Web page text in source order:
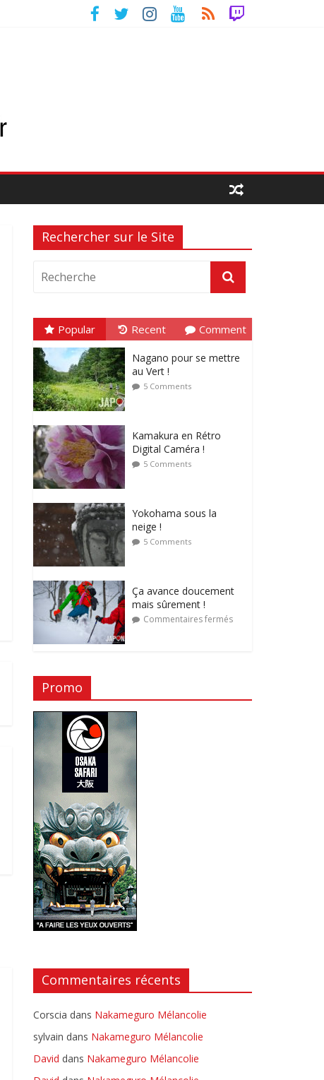
Rechercher sur le Site
Popular Recent Comment
Nagano pour se mettre
au Vert !
5 Comments
Kamakura en Rétro
Digital Caméra !
5 Comments
Yokohama sous la
neige !
5 Comments
Ça avance doucement
mais sûrement !
Commentaires fermés
Promo
Commentaires récents
Corscia dans Nakameguro Mélancolie
sylvain dans Nakameguro Mélancolie
David dans Nakameguro Mélancolie